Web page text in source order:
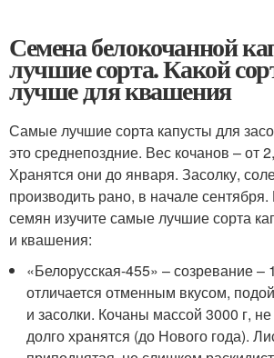
Семена белокочанной
лучшие сорта. Какой
лучше для квашения
Самые лучшие сорта капусты для
это среднепоздние. Вес кочанов – от
Хранятся они до января. Засолку,
производить рано, в начале
семян изучите самые лучшие сорта
и квашения:
«Белорусская-455» – созревание –
отличается отменным вкусом,
и засолки. Кочаны массой 3000 г,
долго хранятся (до Нового года).